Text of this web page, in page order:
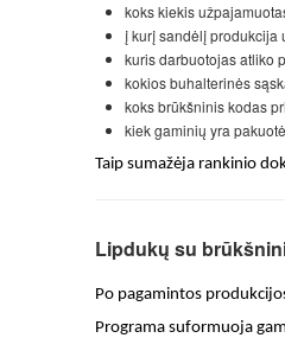
koks kiekis
į kurį sandėlį produkcija
kuris darbuotojas atliko
kokios buhalterinės
koks brūkšninis kodas
kiek gaminių yra
Taip sumažėja rankinio
Lipdukų su
Po pagamintos
Programa suformuoja